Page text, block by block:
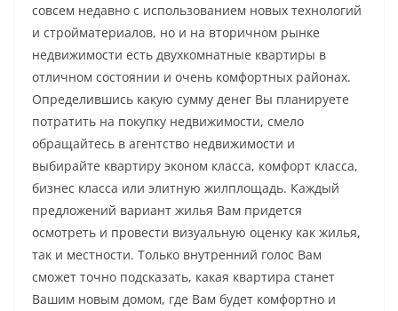
совсем недавно с использованием новых технологий
и стройматериалов, но и на вторичном рынке
недвижимости есть двухкомнатные квартиры в
отличном состоянии и очень комфортных районах.
Определившись какую сумму денег Вы планируете
потратить на покупку недвижимости, смело
обращайтесь в агентство недвижимости и
выбирайте квартиру эконом класса, комфорт класса,
бизнес класса или элитную жилплощадь. Каждый
предложений вариант жилья Вам придется
осмотреть и провести визуальную оценку как жилья,
так и местности. Только внутренний голос Вам
сможет точно подсказать, какая квартира станет
Вашим новым домом, где Вам будет комфортно и